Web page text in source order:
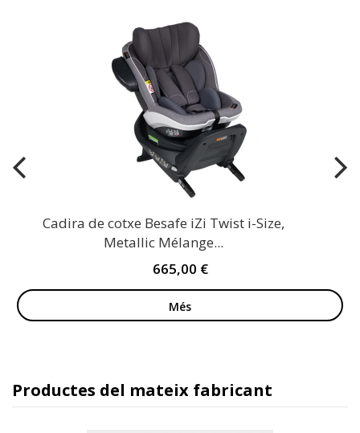
Cadira de cotxe Besafe iZi Twist i-Size,
Metallic Mélange...
665,00 €
Més
Productes del mateix fabricant